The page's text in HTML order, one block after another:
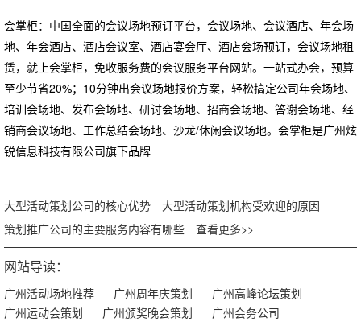
会掌柜：中国全面的会议场地预订平台，会议场地、会议酒店、年会场
地、年会酒店、酒店会议室、酒店宴会厅、酒店会场预订，会议场地租
赁，就上会掌柜，免收服务费的会议服务平台网站。一站式办会，预算
至少节省20%；10分钟出会议场地报价方案，轻松搞定公司年会场地、
培训会场地、发布会场地、研讨会场地、招商会场地、答谢会场地、经
销商会议场地、工作总结会场地、沙龙/休闲会议场地。会掌柜是广州炫
锐信息科技有限公司旗下品牌
大型活动策划公司的核心优势
大型活动策划机构受欢迎的原因
策划推广公司的主要服务内容有哪些
查看更多>>
网站导读：
广州活动场地推荐 广州周年庆策划
广州高峰论坛策划
广州运动会策划
广州颁奖晚会策划
广州会务公司